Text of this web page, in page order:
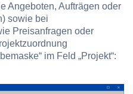
Angeboten, Aufträgen oder
sowie bei
Preisanfragen oder
im Feld „Projekt“: